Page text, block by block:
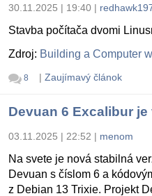
30.11.2025 | 19:40 |
Stavba počítača dvomi
Zdroj: Building a Computer
8 | Zaujímavý článok
Devuan 6 Excalibur
03.11.2025 | 22:52 | menom
Na svete je nová stabilná
Devuan s číslom 6 a
z Debian 13 Trixie. Projekt